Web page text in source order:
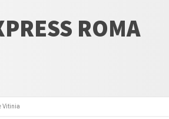
ROMA
Vitinia